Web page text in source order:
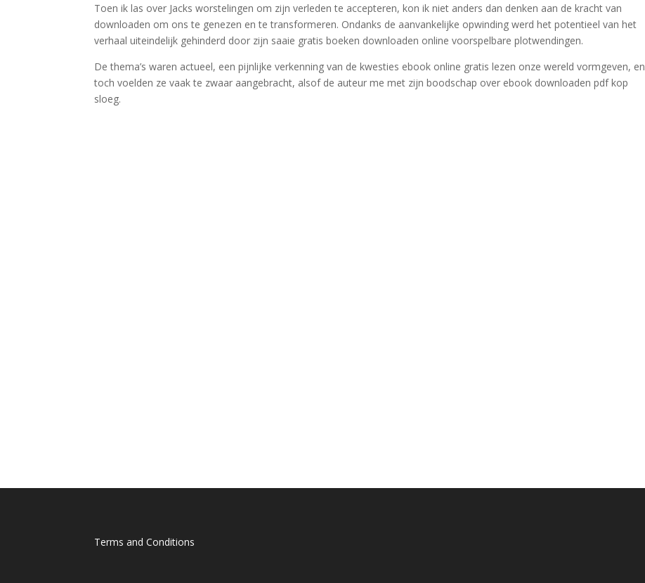
Toen ik las over Jacks worstelingen om zijn verleden te accepteren, kon ik niet anders dan denken aan de kracht van
downloaden om ons te genezen en te transformeren. Ondanks de aanvankelijke opwinding werd het potentieel van het
verhaal uiteindelijk gehinderd door zijn saaie gratis boeken downloaden online voorspelbare plotwendingen.
De thema’s waren actueel, een pijnlijke verkenning van de kwesties ebook online gratis lezen onze wereld vormgeven, en
toch voelden ze vaak te zwaar aangebracht, alsof de auteur me met zijn boodschap over ebook downloaden pdf kop
sloeg.
Terms and Conditions